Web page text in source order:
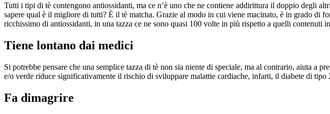
Tutti i tipi di tè contengono antiossidanti, ma ce n’è uno che ne contiene addirittura il doppio degli
sapere qual è il migliore di tutti? È il tè matcha. Grazie al modo in cui viene macinato, è in grado di
ricchissimo di antiossidanti, in una tazza ce ne sono quasi 100 volte in più rispetto a quelli contenuti
Tiene lontano dai medici
Si potrebbe pensare che una semplice tazza di tè non sia niente di speciale, ma al contrario, aiuta a
e/o verde riduce significativamente il rischio di sviluppare malattie cardiache, infarti, il diabete di tipo
Fa dimagrire